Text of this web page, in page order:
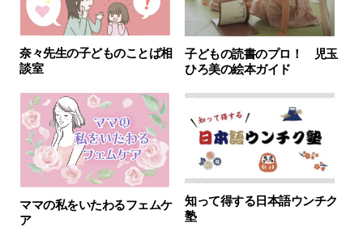
奈々先生の子どものことば相
談室
子どもの読書のプロ！ 児玉
ひろ美の絵本ガイド
ママの私をいたわるフェムケ
ア
知って得する日本語ウンチク
塾